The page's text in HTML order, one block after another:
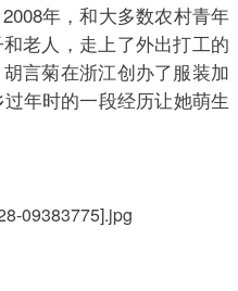
年，和大多数农村青年
老人，走上了外出打工的
言菊在浙江创办了服装加
年时的一段经历让她萌生